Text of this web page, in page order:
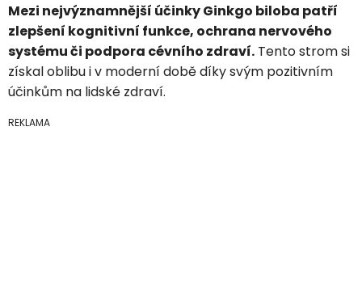
Mezi nejvýznamnější účinky Ginkgo biloba patří
zlepšení kognitivní funkce, ochrana nervového
systému či podpora cévního zdraví. Tento strom si
získal oblibu i v moderní době díky svým pozitivním
účinkům na lidské zdraví.
REKLAMA